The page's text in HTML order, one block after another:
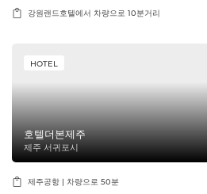
강원랜드호텔에서 차량으로 10분거리
HOTEL
호텔더본제주
제주 서귀포시
제주공항 | 차량으로 50분